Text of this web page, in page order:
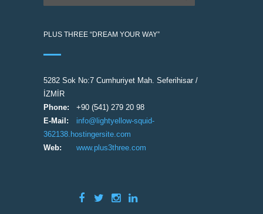
PLUS THREE “DREAM YOUR WAY”
5282 Sok No:7 Cumhuriyet Mah. Seferihisar /
İZMİR
Phone:
+90 (541) 279 20 98
E-Mail:
info@lightyellow-squid-
362138.hostingersite.com
Web:
www.plus3three.com